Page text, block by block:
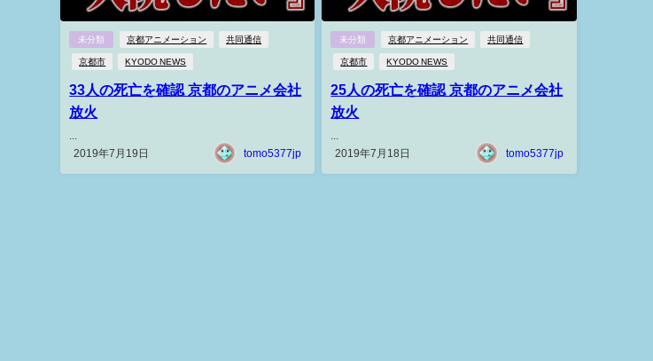
未分類 京都アニメーション 共同通信
京都市 KYODO NEWS
33人の死亡を確認 京都のアニメ会社
放火
2019年7月19日
tomo5377jp
未分類 京都アニメーション 共同通信
京都市 KYODO NEWS
25人の死亡を確認 京都のアニメ会社
放火
2019年7月18日
tomo5377jp